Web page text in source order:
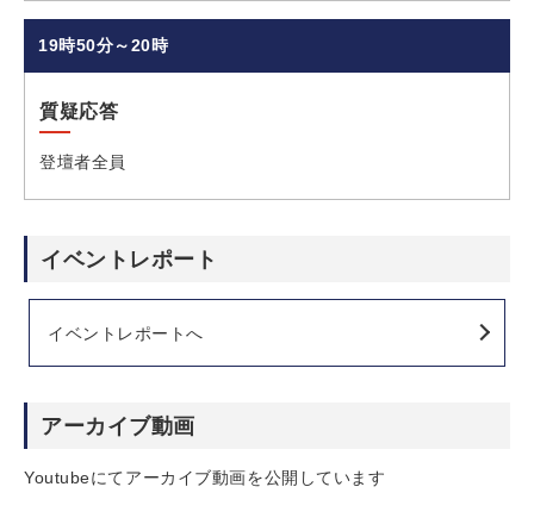
19時50分～20時
質疑応答
登壇者全員
イベントレポート
イベントレポートへ
アーカイブ動画
Youtubeにてアーカイブ動画を公開しています